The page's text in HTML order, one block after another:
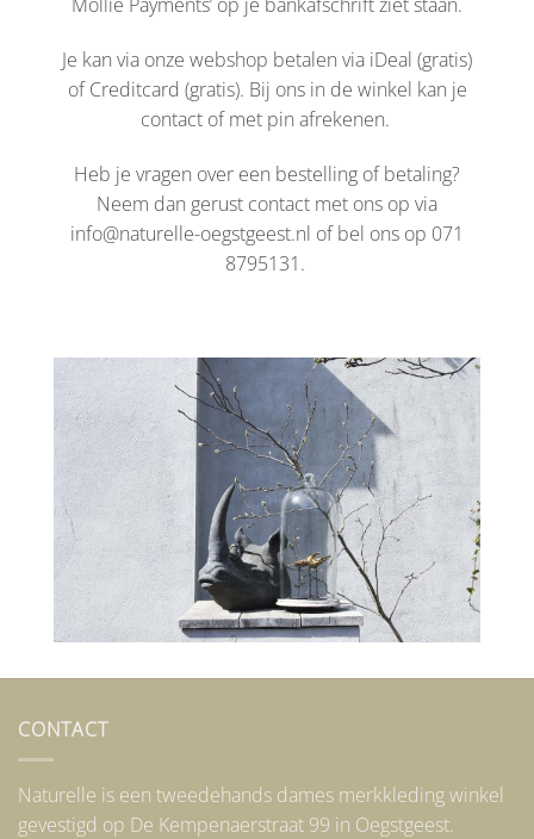
Je kan via onze webshop betalen via iDeal (gratis)
of Creditcard (gratis). Bij ons in de winkel kan je
contact of met pin afrekenen.
Heb je vragen over een bestelling of betaling?
Neem dan gerust contact met ons op via
info@naturelle-oegstgeest.nl of bel ons op 071
8795131.
CONTACT
Naturelle is een tweedehands dames merkkleding winkel
gevestigd op De Kempenaerstraat 99 in Oegstgeest.